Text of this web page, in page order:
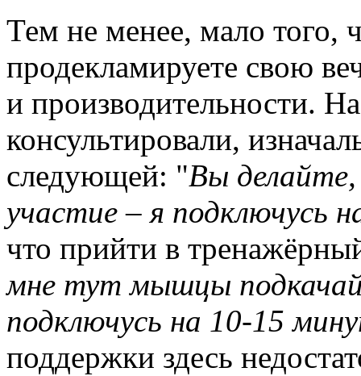
Тем не менее, мало того,
продекламируете свою
и производительности.
консультировали,
следующей: "Вы
участие – я подключусь
что прийти в
мне тут мышцы
подключусь на 10-15
поддержки здесь